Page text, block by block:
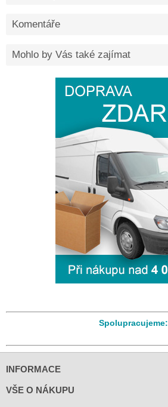
Komentáře
Mohlo by Vás také zajímat
Spolupracujeme:
INFORMACE
VŠE O NÁKUPU